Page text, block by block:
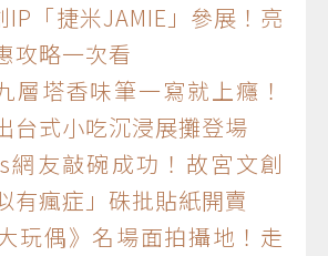
「捷米JAMIE」參展！亮
攻略一次看
塔香味筆一寫就上癮！
台式小吃沉浸展攤登場
友敲碗成功！故宮文創
有瘋症」硃批貼紙開賣
玩偶》名場面拍攝地！走